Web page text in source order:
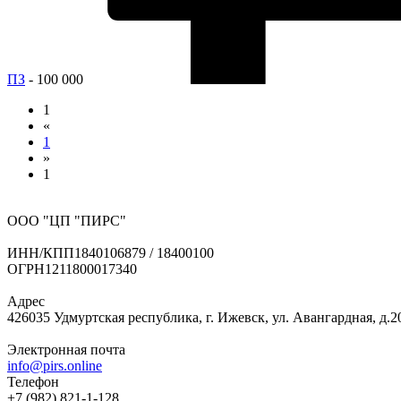
ПЗ - 100 000
1
«
1
»
1
ООО "ЦП "ПИРС"
ИНН/КПП1840106879 / 18400100
ОГРН1211800017340
Адрес
426035 Удмуртская республика, г. Ижевск, ул. Авангардная,
Электронная почта
info@pirs.online
Телефон